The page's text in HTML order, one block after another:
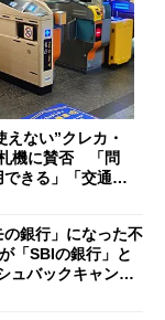
えない”クレカ・
機に賛否 「問
きる」「交通系I
銀行」になった不
「SBIの銀行」と
ュバックキャンペ